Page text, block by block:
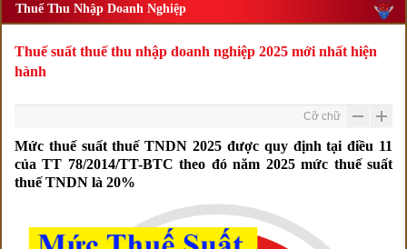
Thuế Thu Nhập Doanh Nghiệp
Thuế suất thuế thu nhập doanh nghiệp 2025 mới nhất hiện
hành
Cỡ chữ
Mức thuế suất thuế TNDN 2025 được quy định tại điều 11
của TT 78/2014/TT-BTC theo đó năm 2025 mức thuế suất
thuế TNDN là 20%